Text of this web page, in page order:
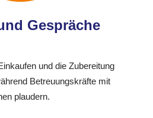
Gespräche
und die Zubereitung
Betreuungskräfte mit
plaudern.